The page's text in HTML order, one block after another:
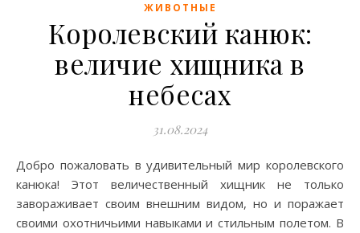
ЖИВОТНЫЕ
Королевский канюк:
величие хищника в
небесах
31.08.2024
Добро пожаловать в удивительный мир королевского
канюка! Этот величественный хищник не только
завораживает своим внешним видом, но и поражает
своими охотничьими навыками и стильным полетом. В